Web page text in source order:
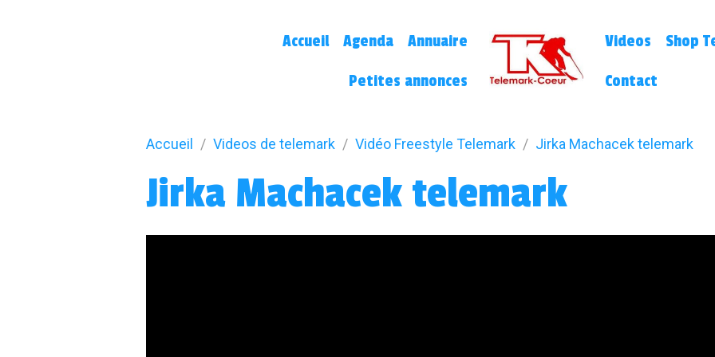
Accueil Agenda Annuaire
Petites annonces
Videos Shop
Contact
Accueil Videos de telemark Vidéo Freestyle Telemark Jirka Machacek telemark
Jirka Machacek telemark